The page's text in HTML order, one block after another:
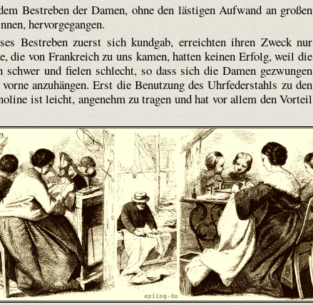
Bestreben der Damen, ohne den lästigen Aufwand an großen
hervorgegangen.
Bestreben zuerst sich kundgab, erreichten ihren Zweck nur
die von Frankreich zu uns kamen, hatten keinen Erfolg, weil die
und fielen schlecht, so dass sich die Damen gezwungen
anzuhängen. Erst die Benutzung des Uhrfederstahls zu den
ist leicht, angenehm zu tragen und hat vor allem den Vorteil